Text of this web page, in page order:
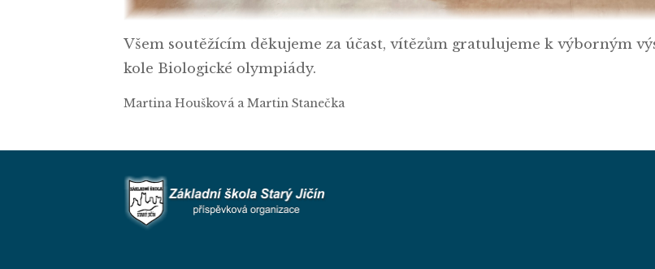
Všem soutěžícím děkujeme za účast, vítězům gratulujeme k výborným
kole Biologické olympiády.
Martina Houšková a Martin Stanečka